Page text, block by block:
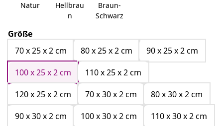
Natur
Hellbrau
n
Braun-
Schwarz
Größe
70 x 25 x 2 cm
80 x 25 x 2 cm
90 x 25 x 2 cm
100 x 25 x 2 cm
110 x 25 x 2 cm
120 x 25 x 2 cm
70 x 30 x 2 cm
80 x 30 x 2 cm
90 x 30 x 2 cm
100 x 30 x 2 cm
110 x 30 x 2 cm